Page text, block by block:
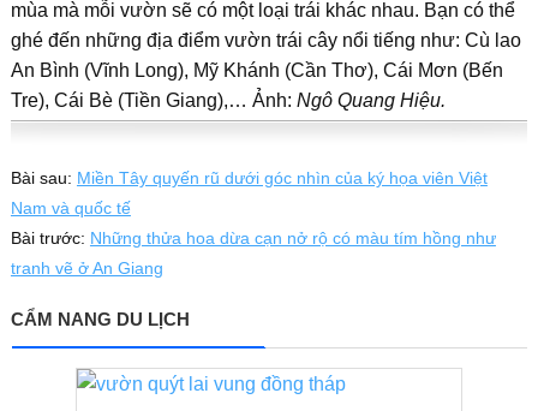
mùa mà mỗi vườn sẽ có một loại trái khác nhau. Bạn có thể
ghé đến những địa điểm vườn trái cây nổi tiếng như: Cù lao
An Bình (Vĩnh Long), Mỹ Khánh (Cần Thơ), Cái Mơn (Bến
Tre), Cái Bè (Tiền Giang),… Ảnh: Ngô Quang Hiệu.
Bài sau: Miền Tây quyến rũ dưới góc nhìn của ký họa viên Việt
Nam và quốc tế
Bài trước: Những thửa hoa dừa cạn nở rộ có màu tím hồng như
tranh vẽ ở An Giang
CẨM NANG DU LỊCH